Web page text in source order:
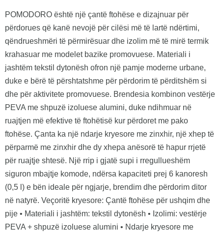
POMODORO është një çantë ftohëse e dizajnuar për
përdorues që kanë nevojë për cilësi më të lartë ndërtimi,
qëndrueshmëri të përmirësuar dhe izolim më të mirë termik
krahasuar me modelet bazike promovuese. Materiali i
jashtëm tekstil dytonësh ofron një pamje moderne urbane,
duke e bërë të përshtatshme për përdorim të përditshëm si
dhe për aktivitete promovuese. Brendesia kombinon vestërje
PEVA me shpuzë izoluese alumini, duke ndihmuar në
ruajtjen më efektive të ftohëtisë kur përdoret me pako
ftohëse. Çanta ka një ndarje kryesore me zinxhir, një xhep të
përparmë me zinxhir dhe dy xhepa anësorë të hapur rrjetë
për ruajtje shtesë. Një rrip i gjatë supi i rregullueshëm
siguron mbajtje komode, ndërsa kapaciteti prej 6 kanoresh
(0,5 l) e bën ideale për ngjarje, brendim dhe përdorim ditor
në natyrë. Veçoritë kryesore: Çantë ftohëse për ushqim dhe
pije • Materiali i jashtëm: tekstil dytonësh • Izolimi: vestërje
PEVA + shpuzë izoluese alumini • Ndarje kryesore me